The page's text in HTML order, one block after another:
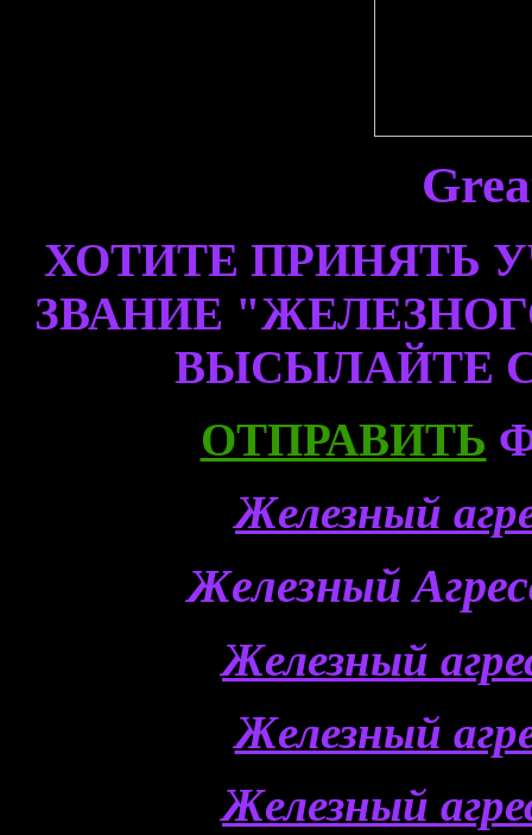
ХОТИТЕ ПРИНЯТЬ
ЗВАНИЕ
ВЫСЫЛАЙТЕ
ОТПРАВИТЬ
Железный
Железный
Железный
Железный
Железный